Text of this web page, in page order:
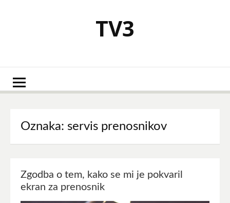
TV3
Oznaka: servis prenosnikov
Zgodba o tem, kako se mi je pokvaril
ekran za prenosnik